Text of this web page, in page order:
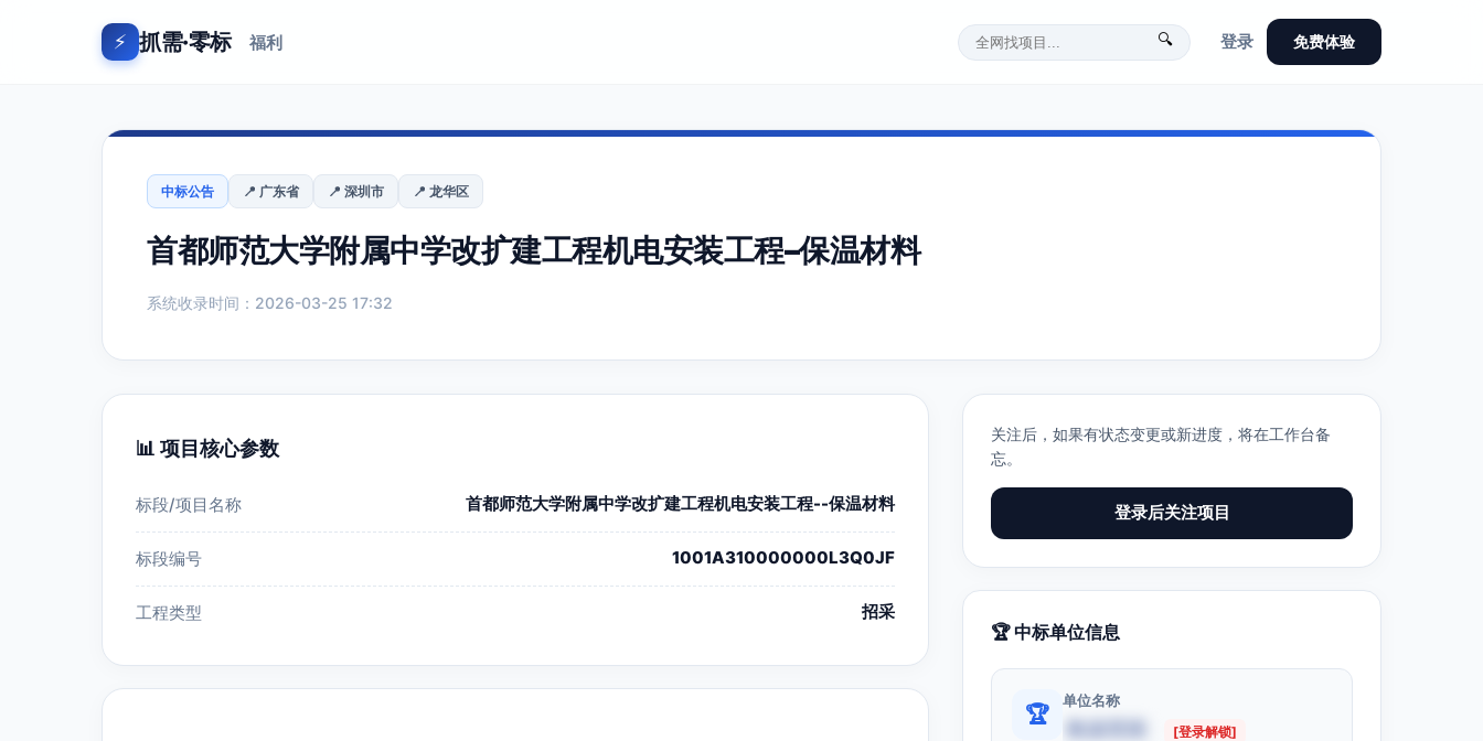
⚡ 抓需·零标 福利 🔍 登录 免费体验
中标公告 📍 广东省 📍 深圳市 📍 龙华区
首都师范大学附属中学改扩建工程机电安装工程–保温材料
系统收录时间：2026-03-25 17:32
📊 项目核心参数
标段/项目名称 首都师范大学附属中学改扩建工程机电安装工程--保温材料
标段编号 1001A310000000L3Q0JF
工程类型 招采
关注后，如果有状态变更或新进度，将在工作台备
忘。
登录后关注项目
🏆 中标单位信息
🏆
单位名称
[登录解锁]